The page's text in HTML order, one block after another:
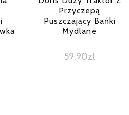
Przyczepą
Puszczający Bańki
Mydlane
59,90zł